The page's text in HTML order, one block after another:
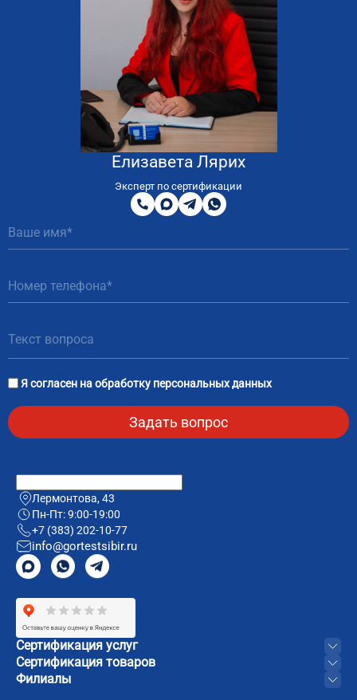
Елизавета Лярих
Эксперт по сертификации
8
800
200
51
MAXTelegram
WhatsApp
Я согласен наобработку персональных данных
Сертификация услуг
Сертификация товаров
Филиалы
Лермонтова, 43
Пн-Пт: 9:00-19:00
+7 (383) 202-10-77
info@gortestsibir.ru